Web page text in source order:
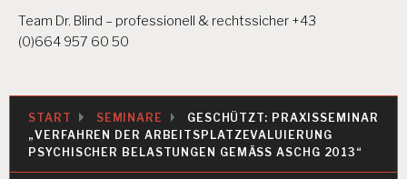
Team Dr. Blind – professionell & rechtssicher +43
(0)664 957 60 50
START SEMINARE
GESCHÜTZT: PRAXISSEMINAR
„VERFAHREN DER ARBEITSPLATZEVALUIERUNG
PSYCHISCHER BELASTUNGEN GEMÄSS ASCHG 2013“